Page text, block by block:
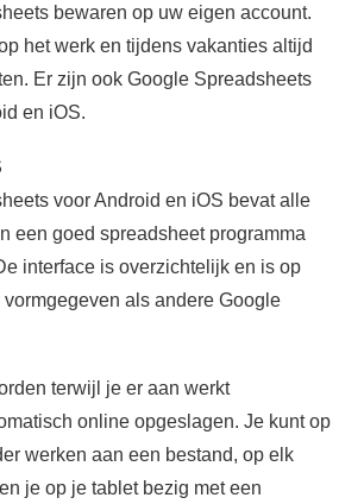
bewaren op uw eigen account.
het werk en tijdens vakanties altijd
Er zijn ook Google Spreadsheets
en iOS.
voor Android en iOS bevat alle
een goed spreadsheet programma
interface is overzichtelijk en is op
als andere Google
terwijl je er aan werkt
online opgeslagen. Je kunt op
werken aan een bestand, op elk
je op je tablet bezig met een